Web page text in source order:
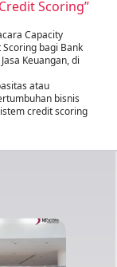
Scoring”
Capacity
bagi Bank
Keuangan, di
atau
bisnis
credit scoring